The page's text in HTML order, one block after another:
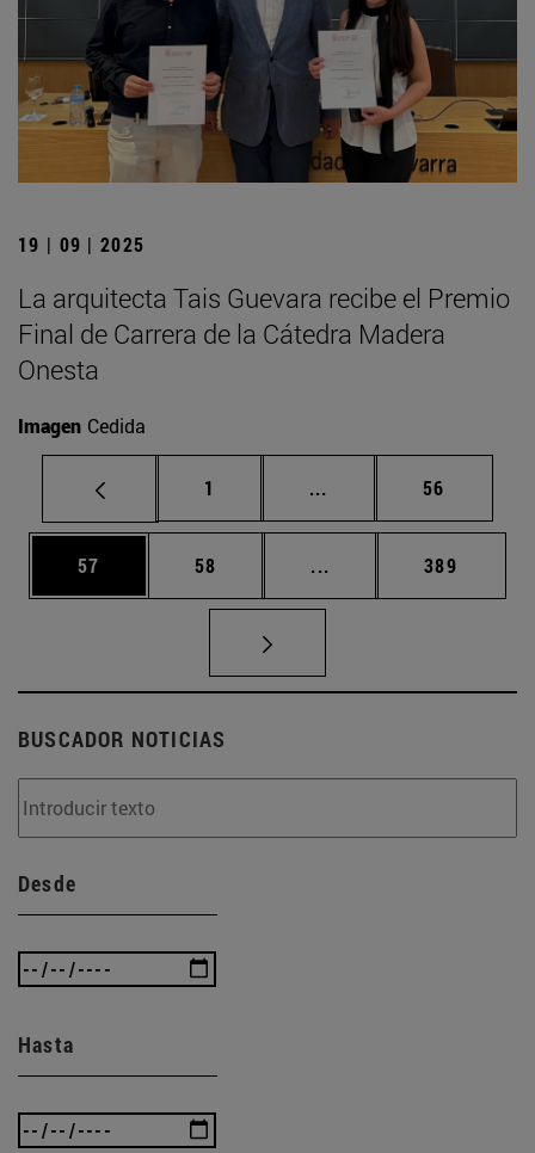
19 | 09 | 2025
La arquitecta Tais Guevara recibe el Premio
Final de Carrera de la Cátedra Madera
Onesta
Imagen Cedida
Página
1 ... Páginas intermedias
Página
56
Página
57 Página
58 ... Páginas intermedias
Página
389
BUSCADOR NOTICIAS
Desde
Hasta